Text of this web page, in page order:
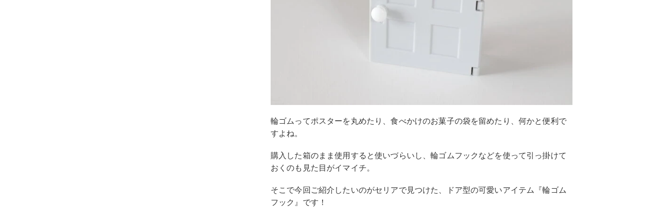
輪ゴムってポスターを丸めたり、食べかけのお菓子の袋を留めたり、何かと便利で
すよね。
購入した箱のまま使用すると使いづらいし、輪ゴムフックなどを使って引っ掛けて
おくのも見た目がイマイチ。
そこで今回ご紹介したいのがセリアで見つけた、ドア型の可愛いアイテム『輪ゴム
フック』です！